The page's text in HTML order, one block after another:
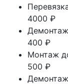
4000 ₽
400 ₽
Монтаж
500 ₽